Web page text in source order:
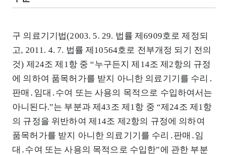
구 의료기기법(2003. 5. 29. 법률 제6909호로 제정되
고, 2011. 4. 7. 법률 제10564호로 전부개정 되기 전의
것) 제24조 제1항 중 “누구든지 제14조 제2항의 규정
에 의하여 품목허가를 받지 아니한 의료기기를 수리․
판매․임대․수여 또는 사용의 목적으로 수입하여서는
아니된다.”는 부분과 제43조 제1항 중 “제24조 제1항
의 규정을 위반하여 제14조 제2항의 규정에 의하여
품목허가를 받지 아니한 의료기기를 수리․판매․임
대․수여 또는 사용의 목적으로 수입한”에 관한 부분